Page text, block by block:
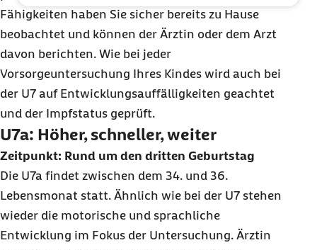
Fähigkeiten haben Sie sicher bereits zu Hause
beobachtet und können der Ärztin oder dem Arzt
davon berichten. Wie bei jeder
Vorsorgeuntersuchung Ihres Kindes wird auch bei
der U7 auf Entwicklungsauffälligkeiten geachtet
und der Impfstatus geprüft.
U7a: Höher, schneller, weiter
Zeitpunkt: Rund um den dritten Geburtstag
Die U7a findet zwischen dem 34. und 36.
Lebensmonat statt. Ähnlich wie bei der U7 stehen
wieder die motorische und sprachliche
Entwicklung im Fokus der Untersuchung. Ärztin